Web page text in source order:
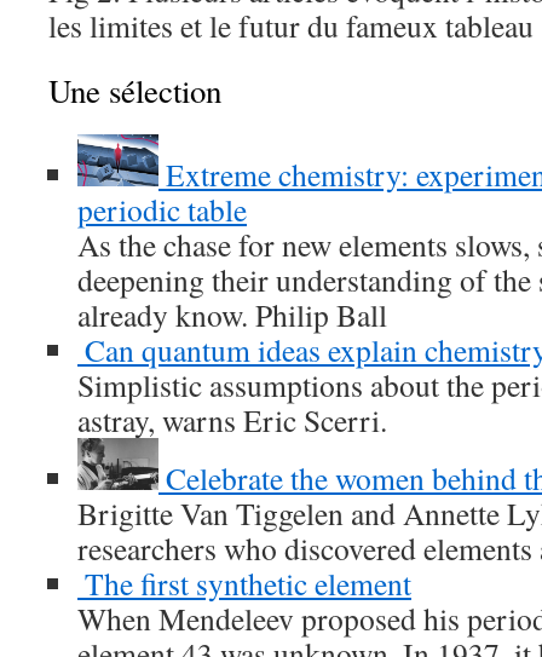
les limites et le futur du fameux
Une sélection
Extreme chemistry:
periodic table
As the chase for new elements
deepening their understanding of the
already know. Philip Ball
Can quantum ideas explain
Simplistic assumptions about the
astray, warns Eric Scerri.
Celebrate the women behind
Brigitte Van Tiggelen and Annette
researchers who discovered
The first synthetic element
When Mendeleev proposed his